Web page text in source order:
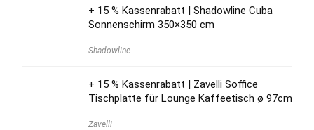
+ 15 % Kassenrabatt | Shadowline Cuba
Sonnenschirm 350×350 cm
Shadowline
+ 15 % Kassenrabatt | Zavelli Soffice
Tischplatte für Lounge Kaffeetisch ø 97cm
Zavelli